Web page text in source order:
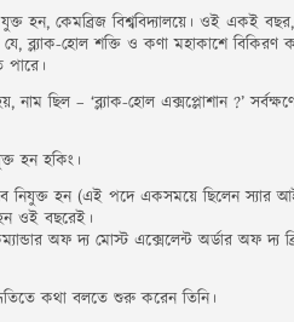
যুক্ত হন, কেমব্রিজ বিশ্ববিদ্যালয়ে। ওই একই বছর,
যে, ব্ল্যাক-হোল শক্তি ও কণা মহাকাশে বিকিরণ
পারে।
নাম ছিল – ‘ব্ল্যাক-হোল এক্সপ্লোশান ?’
হন হকিং।
নিযুক্ত হন (এই পদে একসময়ে ছিলেন স্যার
ওই বছরেই।
অফ দ্য মোস্ট এক্সেলেন্ট অর্ডার অফ দ্য
কথা বলতে শুরু করেন তিনি।